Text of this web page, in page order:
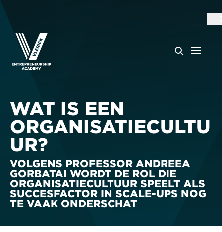
WAT IS EEN
ORGANISATIECULTU
UR?
VOLGENS PROFESSOR ANDREEA
GORBATAI WORDT DE ROL DIE
ORGANISATIECULTUUR SPEELT ALS
SUCCESFACTOR IN SCALE-UPS NOG
TE VAAK ONDERSCHAT